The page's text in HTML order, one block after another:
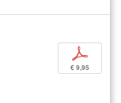
p
€ 9,95